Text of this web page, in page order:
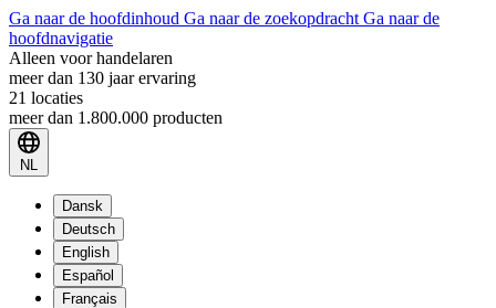
Ga naar de hoofdinhoud Ga naar de zoekopdracht Ga naar de
hoofdnavigatie
Alleen voor handelaren
meer dan 130 jaar ervaring
21 locaties
meer dan 1.800.000 producten
NL
Dansk
Deutsch
English
Español
Français